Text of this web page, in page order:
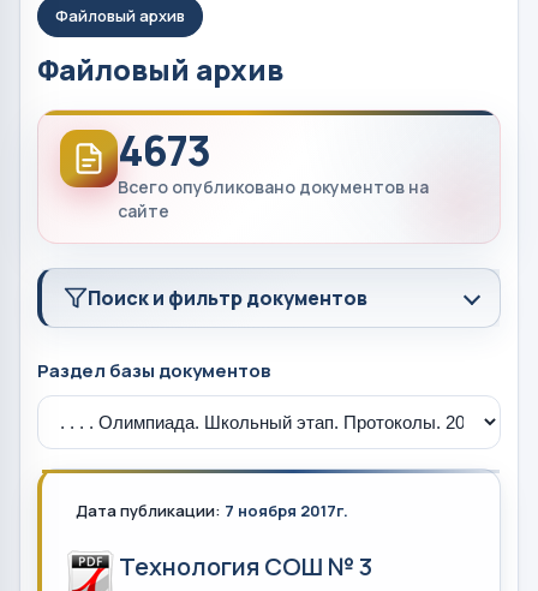
Файловый архив
Файловый архив
4673
Всего опубликовано документов на
сайте
Поиск и фильтр документов
Раздел базы документов
Дата публикации: 7 ноября 2017г.
Технология СОШ № 3